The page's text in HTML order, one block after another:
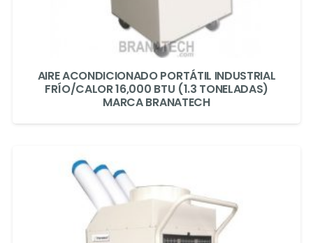
AIRE ACONDICIONADO PORTÁTIL INDUSTRIAL
FRÍO/CALOR 16,000 BTU (1.3 TONELADAS)
MARCA BRANATECH